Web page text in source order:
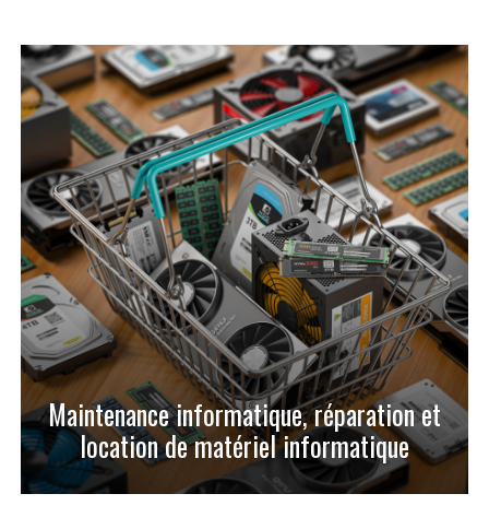
Maintenance informatique, réparation et
location de matériel informatique